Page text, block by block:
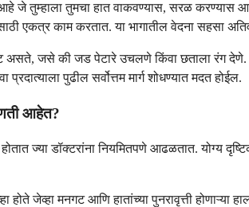
जे तुम्हाला तुमचा हात वाकवण्यास, सरळ करण्यास
एकत्र काम करतात. या भागातील वेदना सहसा
जसे की जड पेटारे उचलणे किंवा छताला रंग देणे.
पुढील सर्वोत्तम मार्ग शोधण्यात मदत होईल.
आहेत?
ज्या डॉक्टरांना नियमितपणे आढळतात. योग्य
होते जेव्हा मनगट आणि हातांच्या पुनरावृत्ती